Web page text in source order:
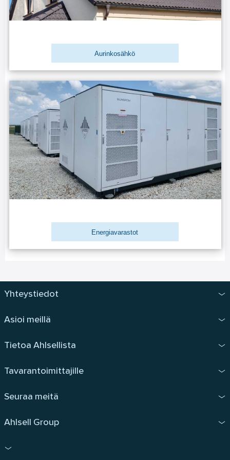
Aurinkosähkö
Energiavarastot
Yhteystiedot
Asioi meillä
Tietoa Ahlsellista
Tavarantoimittajille
Seuraa meitä
Ahlsell Group